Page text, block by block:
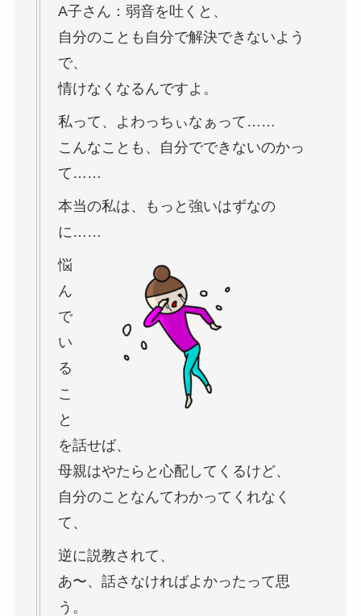
A子さん：弱音を吐くと、
自分のことも自分で解決できないよう
で、
情けなくなるんですよ。
私って、よわっちぃなぁって……
こんなことも、自分でできないのかっ
て……
本当の私は、もっと強いはずなの
に……
悩
ん
で
い
る
こ
と
を話せば、
母親はやたらと心配してくるけど、
自分のことなんてわかってくれなく
て、
逆に説教されて、
あ〜、話さなければよかったって思
う。